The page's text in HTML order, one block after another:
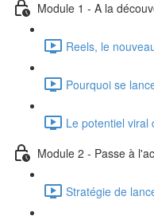
Module 1 - A la
Reels, le
Pourquoi se
Le potentiel viral
Module 2 - Passe à
Stratégie de